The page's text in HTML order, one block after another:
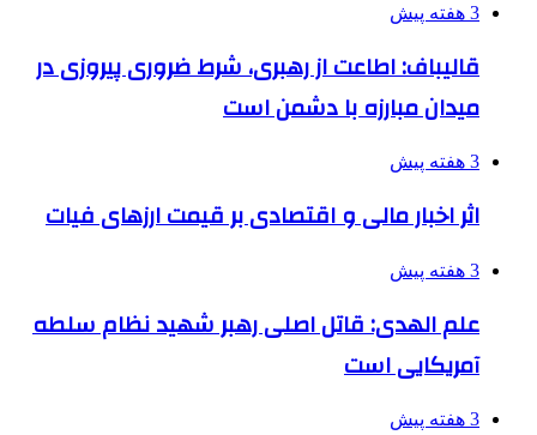
3 هفته پیش
قالیباف: اطاعت از رهبری، شرط ضروری پیروزی در
میدان مبارزه با دشمن است
3 هفته پیش
اثر اخبار مالی و اقتصادی بر قیمت ارزهای فیات
3 هفته پیش
علم الهدی: قاتل اصلی رهبر شهید نظام سلطه
آمریکایی است
3 هفته پیش